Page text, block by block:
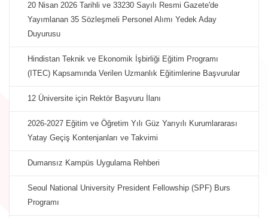
20 Nisan 2026 Tarihli ve 33230 Sayılı Resmi Gazete'de
Yayımlanan 35 Sözleşmeli Personel Alımı Yedek Aday
Duyurusu
Hindistan Teknik ve Ekonomik İşbirliği Eğitim Programı
(ITEC) Kapsamında Verilen Uzmanlık Eğitimlerine Başvurular
12 Üniversite için Rektör Başvuru İlanı
2026-2027 Eğitim ve Öğretim Yılı Güz Yarıyılı Kurumlararası
Yatay Geçiş Kontenjanları ve Takvimi
Dumansız Kampüs Uygulama Rehberi
Seoul National University President Fellowship (SPF) Burs
Programı